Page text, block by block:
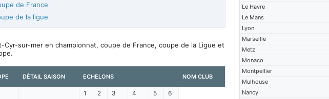
Le Havre
Le Mans
Lyon
Marseille
Metz
Monaco
Montpellier
Mulhouse
Nancy
de France
de la ligue
sur-mer en championnat, coupe de France, coupe de la Ligue et
DÉTAIL SAISON ECHELONS NOM CLUB
1 2 3 4 5
6